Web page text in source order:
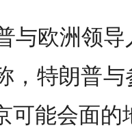
与欧洲领
，特朗普
可能会面的